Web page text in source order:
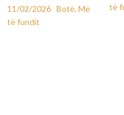
11/02/2026 Botë, Më
të fundit
të